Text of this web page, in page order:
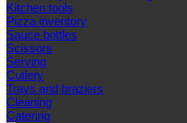
Kitchen tools
Pizza inventory
Sauce bottles
Scissors
Serving
Cutlery
Trays and braziers
Сleaning
Catering